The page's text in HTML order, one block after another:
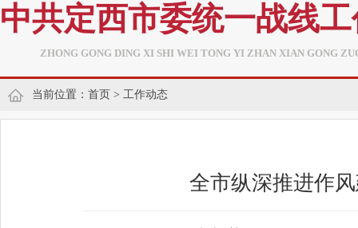
中共定西市委统一战线
ZHONG GONG DING XI SHI WEI TONG YI ZHAN XIAN GONG
当前位置： 首页 > 工作动态
全市纵深推进作